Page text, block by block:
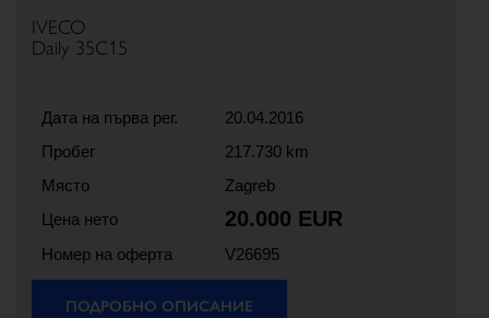
IVECO
Daily 35C15
Дата на първа рег.
20.04.2016
Пробег
217.730 km
Място
Zagreb
Цена нето
20.000 EUR
Номер на оферта V26695
ПОДРОБНО ОПИСАНИЕ